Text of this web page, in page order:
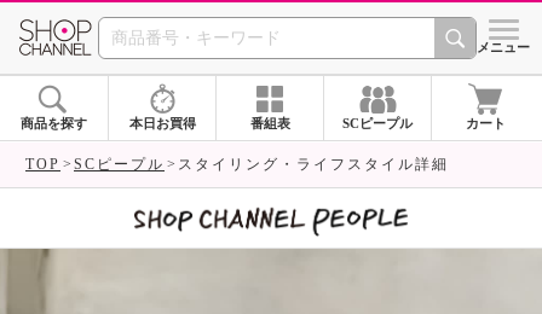
SHOP CHANNEL シメニュー
商品を探す 本日お買得 番組表 SCピープル カート
TOP SCピープル スタイリング・ライフスタイル詳細